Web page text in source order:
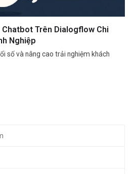
Chatbot Trên Dialogflow Chi
Nghiệp
số và nâng cao trải nghiệm khách